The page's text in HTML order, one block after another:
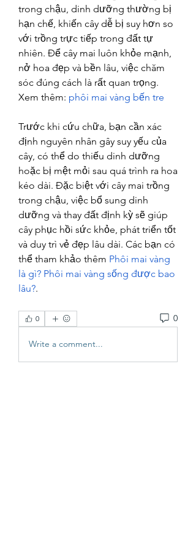
trong chậu, dinh dưỡng thường bị
hạn chế, khiến cây dễ bị suy hơn so
với trồng trực tiếp trong đất tự
nhiên. Để cây mai luôn khỏe mạnh,
nở hoa đẹp và bền lâu, việc chăm
sóc đúng cách là rất quan trọng.
Xem thêm: phôi mai vàng bến tre
Trước khi cứu chữa, bạn cần xác
định nguyên nhân gây suy yếu của
cây, có thể do thiếu dinh dưỡng
hoặc bị mệt mỏi sau quá trình ra hoa
kéo dài. Đặc biệt với cây mai trồng
trong chậu, việc bổ sung dinh
dưỡng và thay đất định kỳ sẽ giúp
cây phục hồi sức khỏe, phát triển tốt
và duy trì vẻ đẹp lâu dài. Các bạn có
thể tham khảo thêm Phôi mai vàng
là gì? Phôi mai vàng sống được bao
lâu?.
0 0
Write a comment...